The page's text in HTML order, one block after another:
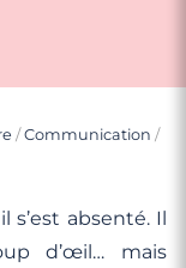
/Communication /
s’est absenté. Il
d’œil… mais